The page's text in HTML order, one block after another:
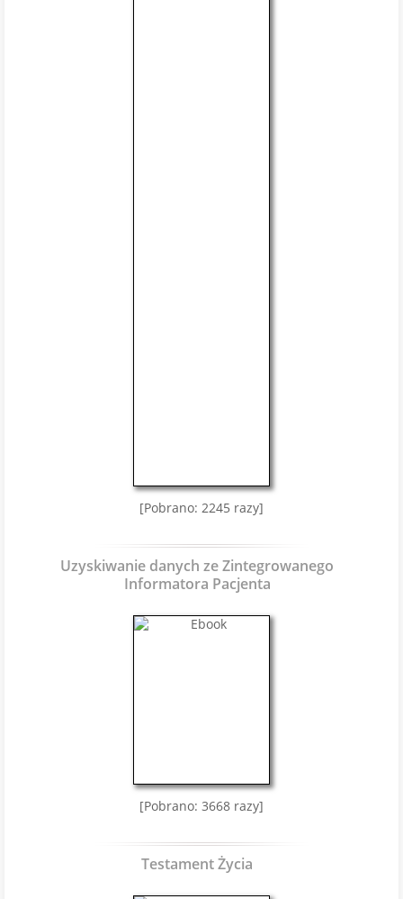
[Pobrano: 2245 razy]
Uzyskiwanie danych ze Zintegrowanego
Informatora Pacjenta
[Pobrano: 3668 razy]
Testament Życia